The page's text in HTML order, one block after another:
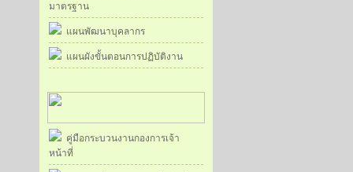
มาตรฐาน
แผนพัฒนาบุคลากร
แผนผังขั้นตอนการปฏิบัติงาน
คู่มือกระบวนงานกองการเจ้า
หน้าที่